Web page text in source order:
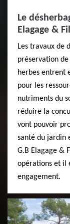
Le
Elagage &
Les travaux de
préservation de
herbes entrent
pour les
nutriments du
réduire la
vont pouvoir
santé du jardin
G.B Elagage &
opérations et il
engagement.